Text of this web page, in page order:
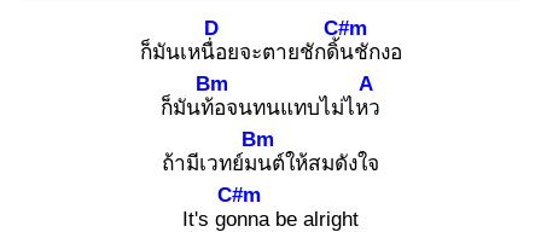
ก็มันเหนื่อ
D
ยจะตายชักดิ้น
C#m
ชักงอ
ก็มันท้อ
Bm
จนทนแทบไม่ไหว
A
ถ้ามีเวทย์มน
Bm
ต์ให้สมดังใจ
It's gon
C#m
na be alright